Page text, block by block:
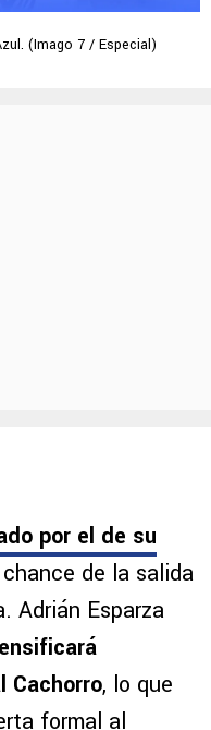
(Imago 7 / Especial)
por el de su
de la salida
Adrián Esparza
Cachorro, lo que
formal al